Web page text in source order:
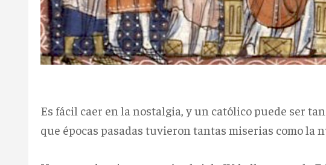
Es fácil caer en la nostalgia, y un católico puede ser
que épocas pasadas tuvieron tantas miserias como la